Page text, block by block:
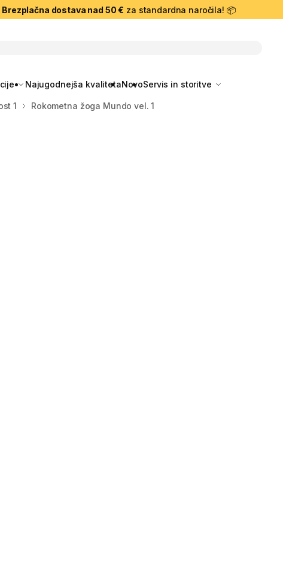
Brezplačna dostava nad 50 € za standardna naročila! 📦
Najugodnejša kvalitetaNovoServis in storitve
1 Rokometna žoga Mundo vel. 1